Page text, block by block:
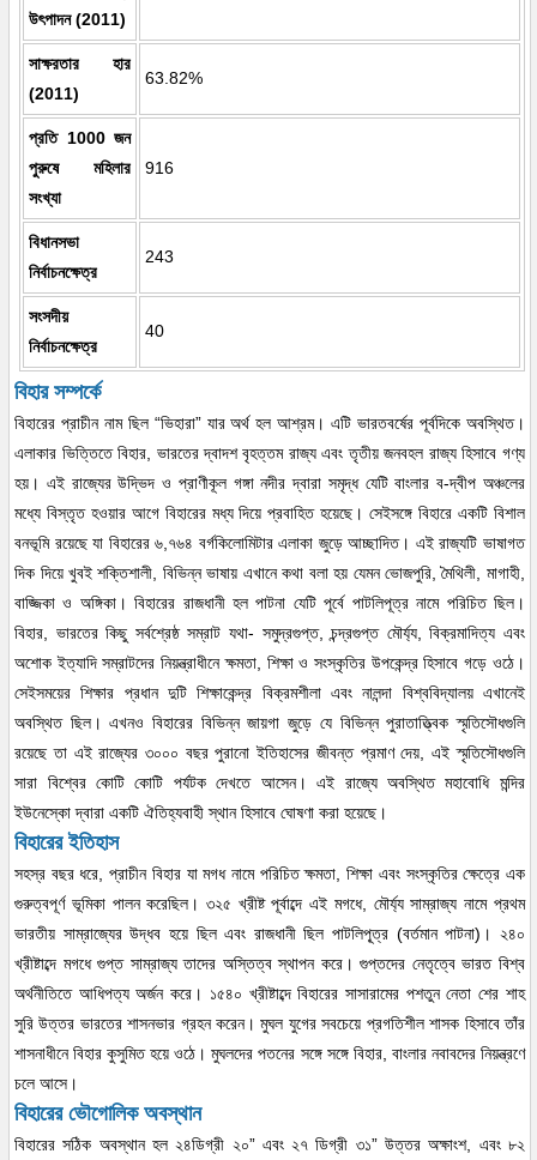
উৎপাদন (2011)
সাক্ষরতার হার
(2011)
63.82%
প্রতি 1000 জন
পুরুষে মহিলার
সংখ্যা
916
বিধানসভা
নির্বাচনক্ষেত্র
243
সংসদীয়
নির্বাচনক্ষেত্র
40
বিহার সম্পর্কে
বিহারের প্রাচীন নাম ছিল “ভিহারা” যার অর্থ হল আশ্রম। এটি ভারতবর্ষের পূর্বদিকে অবস্থিত।
এলাকার ভিত্তিতে বিহার, ভারতের দ্বাদশ বৃহত্তম রাজ্য এবং তৃতীয় জনবহল রাজ্য হিসাবে গণ্য
হয়। এই রাজ্যের উদ্ভিদ ও প্রাণীকূল গঙ্গা নদীর দ্বারা সমৃদ্ধ যেটি বাংলার ব-দ্বীপ অঞ্চলের
মধ্যে বিস্তৃত হওয়ার আগে বিহারের মধ্য দিয়ে প্রবাহিত হয়েছে। সেইসঙ্গে বিহারে একটি বিশাল
বনভূমি রয়েছে যা বিহারের ৬,৭৬৪ বর্গকিলোমিটার এলাকা জুড়ে আচ্ছাদিত। এই রাজ্যটি ভাষাগত
দিক দিয়ে খুবই শক্তিশালী, বিভিন্ন ভাষায় এখানে কথা বলা হয় যেমন ভোজপুরি, মৈথিলী, মাগাহী,
বাজ্জিকা ও অঙ্গিকা। বিহারের রাজধানী হল পাটনা যেটি পূর্বে পাটলিপূত্র নামে পরিচিত ছিল।
বিহার, ভারতের কিছু সর্বশ্রেষ্ঠ সম্রাট যথা- সমুদ্রগুপ্ত, চন্দ্রগুপ্ত মৌর্য্য, বিক্রমাদিত্য এবং
অশোক ইত্যাদি সম্রাটদের নিয়ন্ত্রাধীনে ক্ষমতা, শিক্ষা ও সংস্কৃতির উপকেন্দ্র হিসাবে গড়ে ওঠে।
সেইসময়ের শিক্ষার প্রধান দুটি শিক্ষাকেন্দ্র বিক্রমশীলা এবং নালন্দা বিশ্ববিদ্যালয় এখানেই
অবস্থিত ছিল। এখনও বিহারের বিভিন্ন জায়গা জুড়ে যে বিভিন্ন পুরাতাত্ত্বিক স্মৃতিসৌধগুলি
রয়েছে তা এই রাজ্যের ৩০০০ বছর পুরানো ইতিহাসের জীবন্ত প্রমাণ দেয়, এই স্মৃতিসৌধগুলি
সারা বিশ্বের কোটি কোটি পর্যটক দেখতে আসেন। এই রাজ্যে অবস্থিত মহাবোধি মন্দির
ইউনেস্কো দ্বারা একটি ঐতিহ্যবাহী স্থান হিসাবে ঘোষণা করা হয়েছে।
বিহারের ইতিহাস
সহস্র বছর ধরে, প্রাচীন বিহার যা মগধ নামে পরিচিত ক্ষমতা, শিক্ষা এবং সংস্কৃতির ক্ষেত্রে এক
গুরুত্বপূর্ণ ভূমিকা পালন করেছিল। ৩২৫ খ্রীষ্ট পূর্বাব্দে এই মগধে, মৌর্য্য সাম্রাজ্য নামে প্রথম
ভারতীয় সাম্রাজ্যের উদ্ধব হয়ে ছিল এবং রাজধানী ছিল পাটলিপূ্ত্র (বর্তমান পাটনা)। ২৪০
খ্রীষ্টাব্দে মগধে গুপ্ত সাম্রাজ্য তাদের অস্তিত্ব স্থাপন করে। গুপ্তদের নেতৃত্বে ভারত বিশ্ব
অর্থনীতিতে আধিপত্য অর্জন করে। ১৫৪০ খ্রীষ্টাব্দে বিহারের সাসারামের পশতুন নেতা শের শাহ
সুরি উত্তর ভারতের শাসনভার গ্রহন করেন। মুঘল যুগের সবচেয়ে প্রগতিশীল শাসক হিসাবে তাঁর
শাসনাধীনে বিহার কুসুমিত হয়ে ওঠে। মুঘলদের পতনের সঙ্গে সঙ্গে বিহার, বাংলার নবাবদের নিয়ন্ত্রণে
চলে আসে।
বিহারের ভৌগোলিক অবস্থান
বিহারের সঠিক অবস্থান হল ২৪ডিগ্রী ২০” এবং ২৭ ডিগ্রী ৩১” উত্তর অক্ষাংশ, এবং ৮২